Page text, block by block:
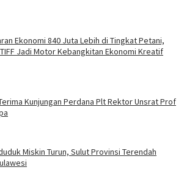
Ekonomi 840 Juta Lebih di Tingkat Petani,
Jadi Motor Kebangkitan Ekonomi Kreatif
Kunjungan Perdana Plt Rektor Unsrat Prof
Miskin Turun, Sulut Provinsi Terendah